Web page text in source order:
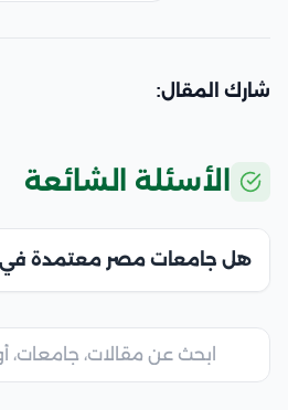
شارك المقال:
الأسئلة الشائعة
هل جامعات مصر معتمدة في